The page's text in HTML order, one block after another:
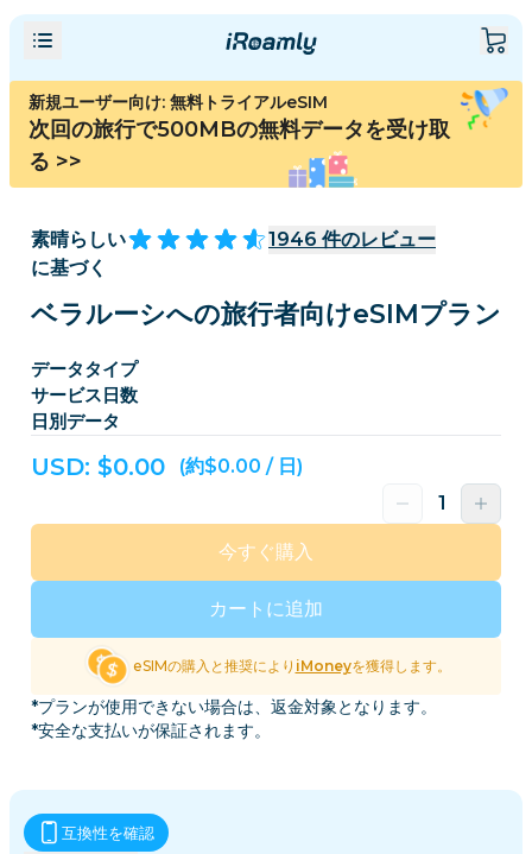
新規ユーザー向け: 無料トライアルeSIM
次回の旅行で500MBの無料データを受け取
る >>
素晴らしい 1946 件のレビュー
に基づく
ベラルーシへの旅行者向けeSIMプラン
データタイプ
サービス日数
日別データ
USD: $0.00 (約$0.00 / 日)
カートに追加
今すぐ購入
eSIMの購入と推奨により iMoneyを獲得します。
*プランが使用できない場合は、返金対象となります。
*安全な支払いが保証されます。
互換性を確認